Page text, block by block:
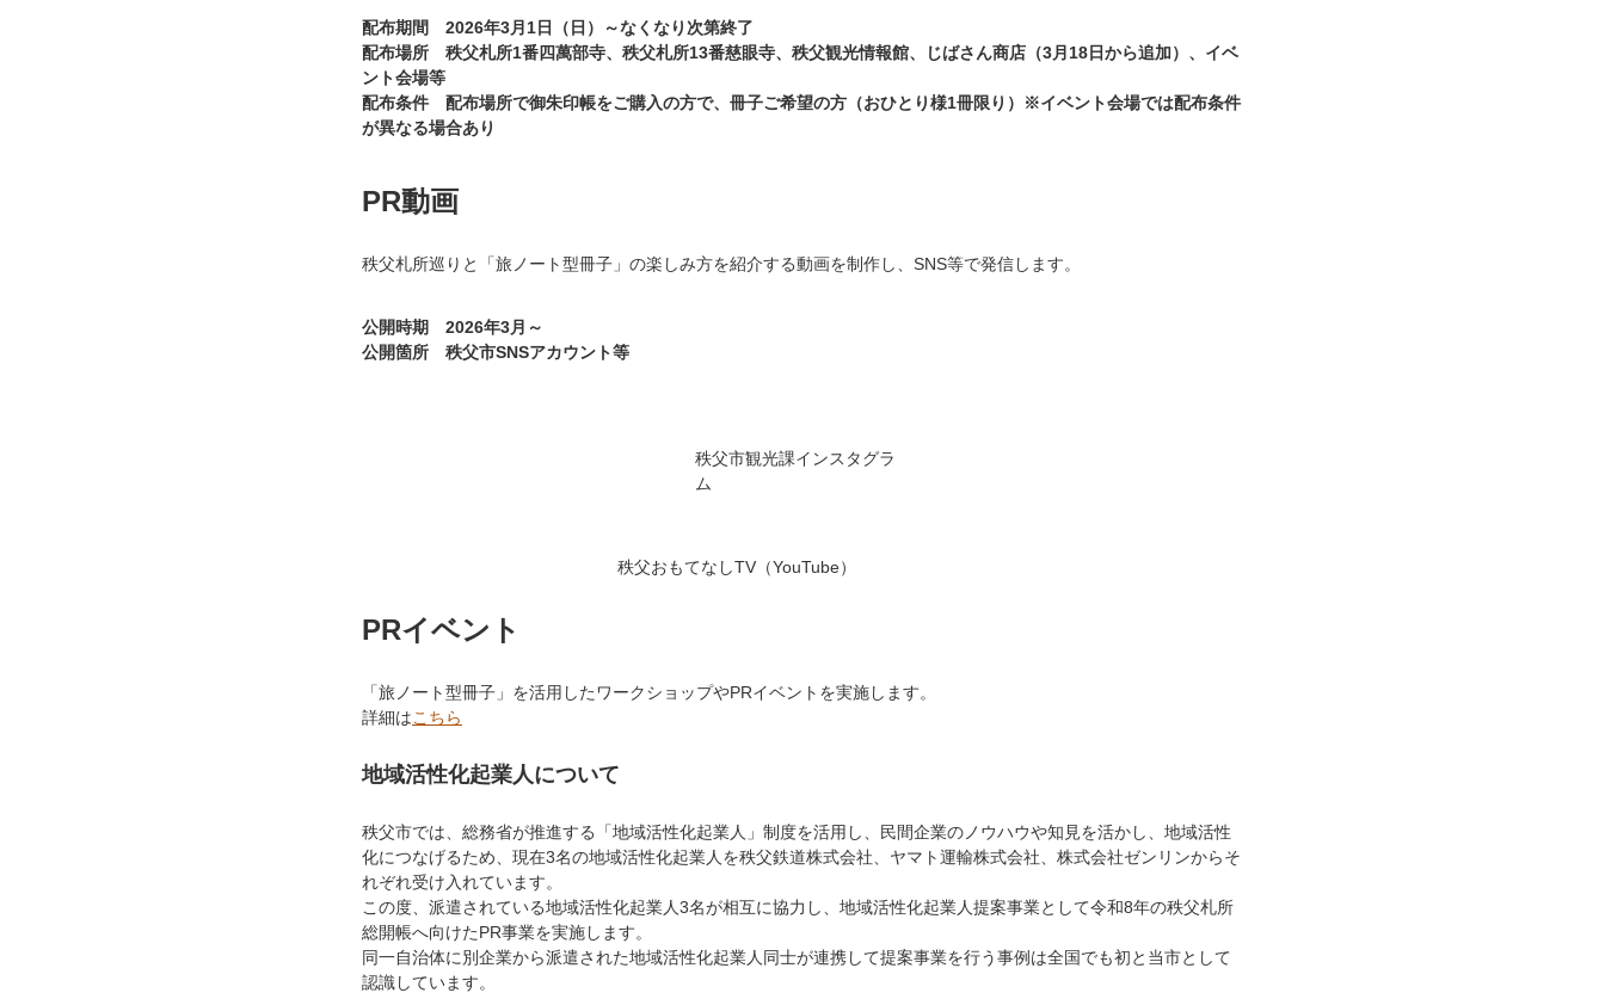
配布期間 2026年3月1日（日）～なくなり次第終了
配布場所 秩父札所1番四萬部寺、秩父札所13番慈眼寺、秩父観光情報館、じばさん商店（3月18日から追加）、イベ
ント会場等
配布条件 配布場所で御朱印帳をご購入の方で、冊子ご希望の方（おひとり様1冊限り）※イベント会場では配布条件
が異なる場合あり
PR動画
秩父札所巡りと「旅ノート型冊子」の楽しみ方を紹介する動画を制作し、SNS等で発信します。
公開時期 2026年3月～
公開箇所 秩父市SNSアカウント等
秩父市観光課インスタグラ
ム
秩父おもてなしTV（YouTube）
PRイベント
「旅ノート型冊子」を活用したワークショップやPRイベントを実施します。
詳細はこちら
地域活性化起業人について
秩父市では、総務省が推進する「地域活性化起業人」制度を活用し、民間企業のノウハウや知見を活かし、地域活性
化につなげるため、現在3名の地域活性化起業人を秩父鉄道株式会社、ヤマト運輸株式会社、株式会社ゼンリンからそ
れぞれ受け入れています。
この度、派遣されている地域活性化起業人3名が相互に協力し、地域活性化起業人提案事業として令和8年の秩父札所
総開帳へ向けたPR事業を実施します。
同一自治体に別企業から派遣された地域活性化起業人同士が連携して提案事業を行う事例は全国でも初と当市として
認識しています。